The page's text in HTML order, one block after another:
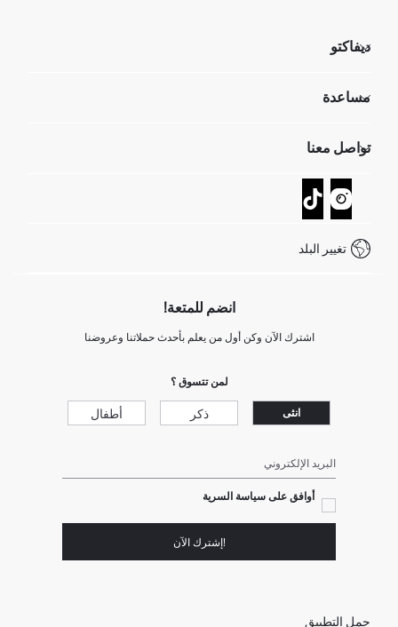
ديفاكتو
تعرف علينا
GIFT CLUB
مساعدة
عمليات الارجاع و الاستبدال السهلة
تتبع الشحنة
كيف يمكنك التسوق في ديفاكتو ؟
كيف تدفع في ديفاكتو؟
شروط المنافسة
تواصل معنا
نموذج الاتصال
خدمة العملاء
Call Center 19782
تغيير البلد
انضم للمتعة!
اشترك الآن وكن أول من يعلم بأحدث حملاتنا وعروضنا
لمن تتسوق ؟
انثى ذكر أطفال
البريد الإلكتروني
أوافق على سياسة السرية
!إشترك الآن
حمل التطبيق